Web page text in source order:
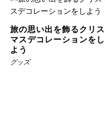
旅の思い出を飾るクリス
マスデコレーションをし
よう
グッズ